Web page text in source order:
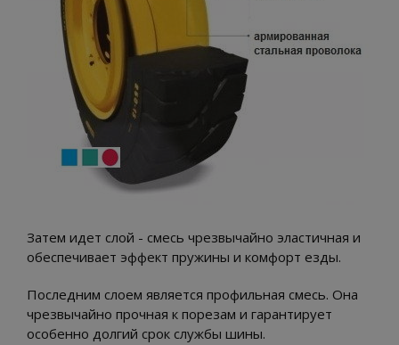
Затем идет слой - смесь чрезвычайно эластичная и
обеспечивает эффект пружины и комфорт езды.
Последним слоем является профильная смесь. Она
чрезвычайно прочная к порезам и гарантирует
особенно долгий срок службы шины.